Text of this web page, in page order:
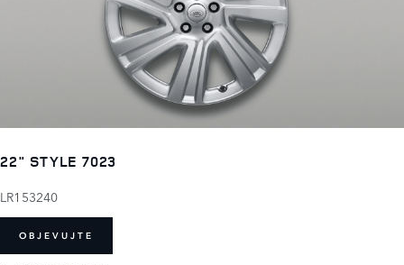
22" STYLE 7023
LR153240
OBJEVUJTE